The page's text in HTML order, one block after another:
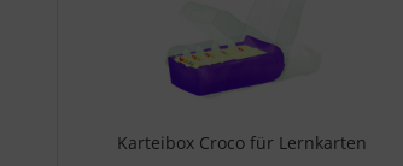
Karteibox Croco für Lernkarten